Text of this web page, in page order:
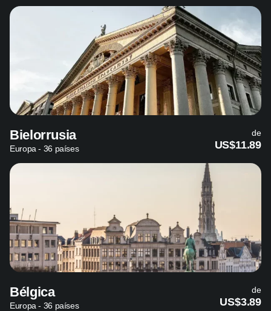
Bielorrusia
Europa - 36 países
de
US$11.89
Bélgica
Europa - 36 países
de
US$3.89